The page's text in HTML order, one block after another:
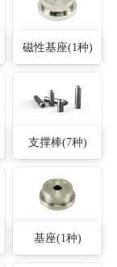
磁性基座(1种)
支撑棒(7种)
基座(1种)